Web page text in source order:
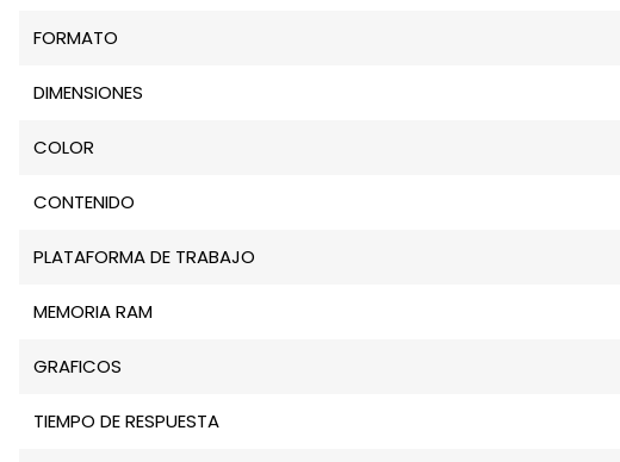
FORMATO
DIMENSIONES
COLOR
CONTENIDO
PLATAFORMA DE TRABAJO
MEMORIA RAM
GRAFICOS
TIEMPO DE RESPUESTA